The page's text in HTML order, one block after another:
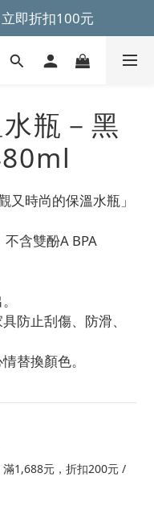
運~
即折扣100元
運~
瓶－黑
又時尚的保溫水瓶」
含雙酚A BPA
防止刮傷、防滑、
替換顏色。
1,688元，折扣200元 /